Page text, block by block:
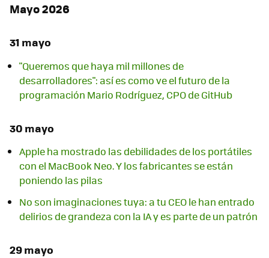
Mayo 2026
31 mayo
"Queremos que haya mil millones de
desarrolladores": así es como ve el futuro de la
programación Mario Rodríguez, CPO de GitHub
30 mayo
Apple ha mostrado las debilidades de los portátiles
con el MacBook Neo. Y los fabricantes se están
poniendo las pilas
No son imaginaciones tuya: a tu CEO le han entrado
delirios de grandeza con la IA y es parte de un patrón
29 mayo